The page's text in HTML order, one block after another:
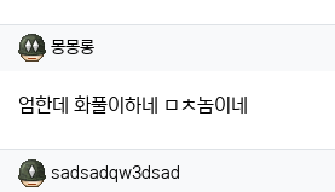
몽몽롱님의 댓글
몽몽롱
엄한데 화풀이하네 ㅁㅊ놈이네
sadsadqw3dsad님
sadsadqw3dsad